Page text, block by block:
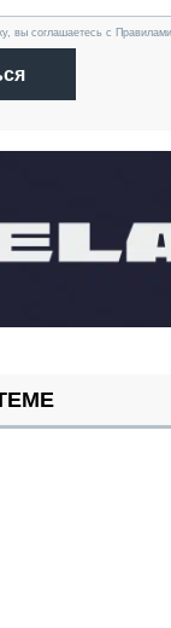
вы соглашаетесь с